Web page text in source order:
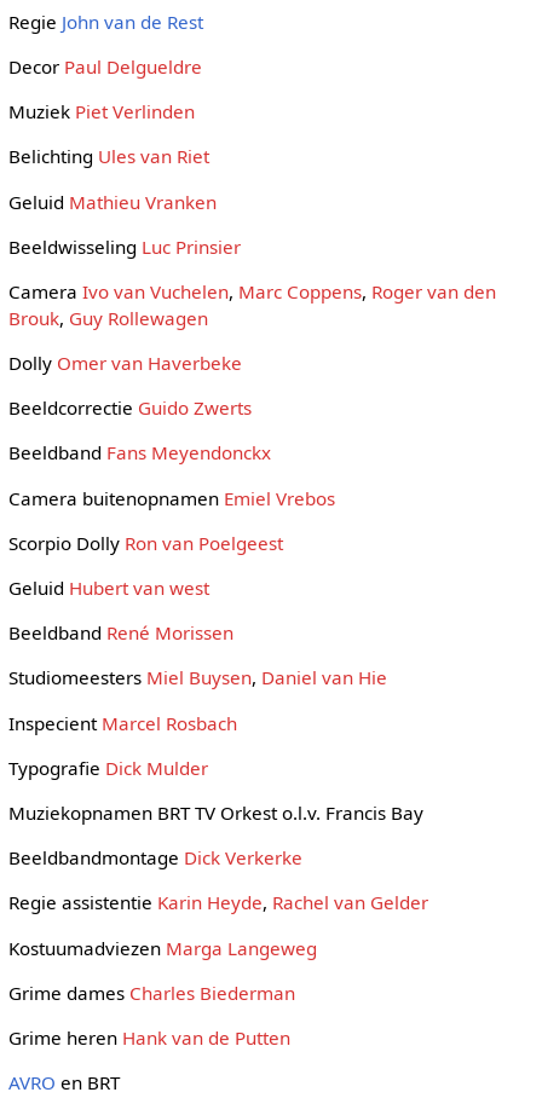
Regie John van de Rest
Decor Paul Delgueldre
Muziek Piet Verlinden
Belichting Ules van Riet
Geluid Mathieu Vranken
Beeldwisseling Luc Prinsier
Camera Ivo van Vuchelen, Marc Coppens, Roger van den
Brouk, Guy Rollewagen
Dolly Omer van Haverbeke
Beeldcorrectie Guido Zwerts
Beeldband Fans Meyendonckx
Camera buitenopnamen Emiel Vrebos
Scorpio Dolly Ron van Poelgeest
Geluid Hubert van west
Beeldband René Morissen
Studiomeesters Miel Buysen, Daniel van Hie
Inspecient Marcel Rosbach
Typografie Dick Mulder
Muziekopnamen BRT TV Orkest o.l.v. Francis Bay
Beeldbandmontage Dick Verkerke
Regie assistentie Karin Heyde, Rachel van Gelder
Kostuumadviezen Marga Langeweg
Grime dames Charles Biederman
Grime heren Hank van de Putten
AVRO en BRT